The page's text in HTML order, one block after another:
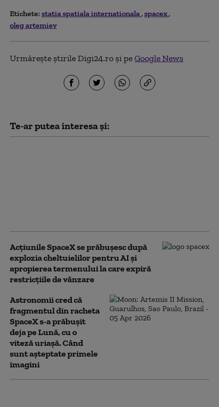
Etichete: statia spatiala internationala spacex
oleg artemiev
Urmărește știrile Digi24.ro și peGoogle News
Te-ar putea interesa și:
Acţiunile SpaceX se prăbuşesc după
explozia cheltuielilor pentru AI şi
apropierea termenului la care expiră
restricţiile de vânzare
Astronomii cred că
fragmentul din racheta
SpaceX s-a prăbușit
deja pe Lună, cu o
viteză uriașă. Când
sunt așteptate primele
imagini